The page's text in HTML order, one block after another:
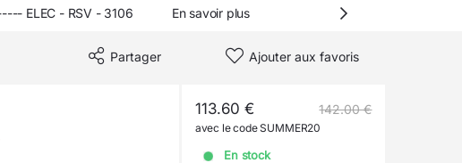
ELEC - RSV - 3106 En savoir plus
Partager Ajouter aux favoris
113.60 € 142.00 €
avec le code SUMMER20
En stock